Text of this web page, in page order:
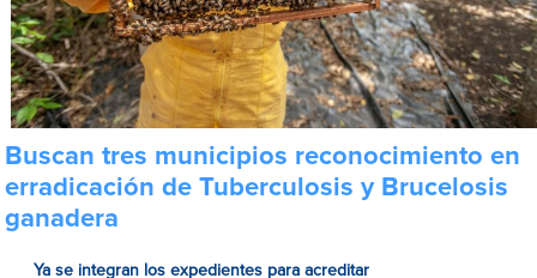
Buscan tres municipios reconocimiento en
erradicación de Tuberculosis y Brucelosis
ganadera
Ya se integran los expedientes para acreditar